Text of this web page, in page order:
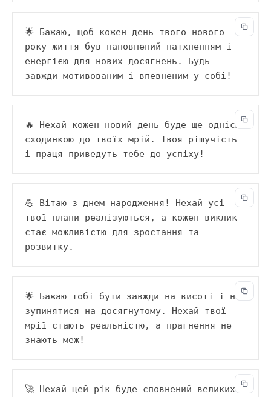
🌟 Бажаю, щоб кожен день твого нового
року життя був наповнений натхненням і
енергією для нових досягнень. Будь
завжди мотивованим і впевненим у собі!
🔥 Нехай кожен новий день буде ще однією
сходинкою до твоїх мрій. Твоя рішучість
і праця приведуть тебе до успіху!
💪 Вітаю з днем народження! Нехай усі
твої плани реалізуються, а кожен виклик
стає можливістю для зростання та
розвитку.
🌟 Бажаю тобі бути завжди на висоті і не
зупинятися на досягнутому. Нехай твої
мрії стають реальністю, а прагнення не
знають меж!
🚀 Нехай цей рік буде сповнений великих